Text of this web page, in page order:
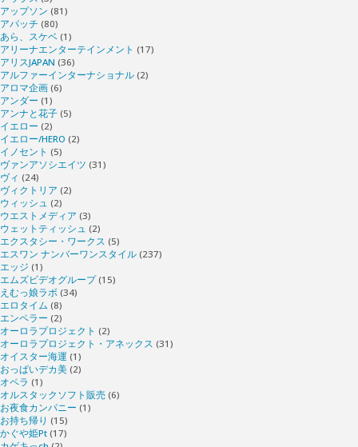
アップソン (81)
アパッチ (80)
あら、スケベ (1)
アリーナエンターテインメント (17)
アリスJAPAN (36)
アルファーインターナショナル (2)
アロマ企画 (6)
アンダー (1)
アンナと花子 (5)
イエロー (2)
イエロー/HERO (2)
イノセント (5)
ヴァンアソシエイツ (31)
ヴィ (24)
ヴィクトリア (2)
ウィッシュ (2)
ウエストメディア (3)
ウェットティッシュ (2)
エクスタシー・ワークス (5)
エスワン ナンバーワンスタイル (237)
エッジ (1)
エムズビデオグループ(15)
えむっ娘ラボ (34)
エロタイム (8)
エンペラー (2)
オーロラプロジェクト (2)
オーロラプロジェクト・アネックス (31)
オイスター海運 (1)
おっぱいデカ美 (2)
オペラ (1)
オルスタックソフト販売 (6)
お夜食カンパニー (1)
お持ち帰り (15)
かぐや姫Pt (17)